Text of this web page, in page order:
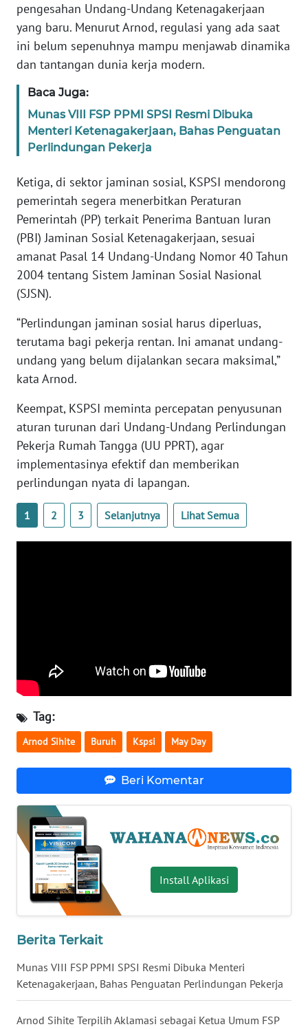
pengesahan Undang-Undang Ketenagakerjaan
yang baru. Menurut Arnod, regulasi yang ada saat
ini belum sepenuhnya mampu menjawab dinamika
dan tantangan dunia kerja modern.
Baca Juga:
Munas VIII FSP PPMI SPSI Resmi Dibuka
Menteri Ketenagakerjaan, Bahas Penguatan
Perlindungan Pekerja
Ketiga, di sektor jaminan sosial, KSPSI mendorong
pemerintah segera menerbitkan Peraturan
Pemerintah (PP) terkait Penerima Bantuan Iuran
(PBI) Jaminan Sosial Ketenagakerjaan, sesuai
amanat Pasal 14 Undang-Undang Nomor 40 Tahun
2004 tentang Sistem Jaminan Sosial Nasional
(SJSN).
“Perlindungan jaminan sosial harus diperluas,
terutama bagi pekerja rentan. Ini amanat undang-
undang yang belum dijalankan secara maksimal,”
kata Arnod.
Keempat, KSPSI meminta percepatan penyusunan
aturan turunan dari Undang-Undang Perlindungan
Pekerja Rumah Tangga (UU PPRT), agar
implementasinya efektif dan memberikan
perlindungan nyata di lapangan.
1 2 3 Selanjutnya Lihat Semua
Tag:
Arnod Sihite Buruh Kspsi May Day
Beri Komentar
Install Aplikasi
Berita Terkait
Munas VIII FSP PPMI SPSI Resmi Dibuka Menteri
Ketenagakerjaan, Bahas Penguatan Perlindungan Pekerja
Arnod Sihite Terpilih Aklamasi sebagai Ketua Umum FSP
WN
JAKARTA
WN
WN
BANTEN
NTT
WN
KEPRI
WN
PAPUA
WN
BARAT
WN
WN
SERAMBI
WN
JAMBI
WN
WN
BABEL
WN
SUMBAR
WN
SUMSEL
WN
BENGKULU
WN